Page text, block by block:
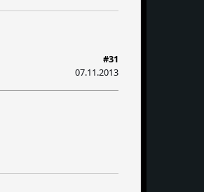
#31
07.11.2013